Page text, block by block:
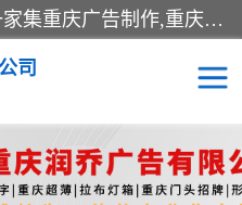
重庆润乔广告有限公司是一家集重庆广告制作,重庆标识标牌,亚克力发光字,led发光字,树脂发光字,超薄灯箱,拉布灯箱,吸塑灯箱,门头招牌,企业形象墙,写真喷绘,x展架,拉网展架,广告展架,条幅,锦旗设计,制作,施工,维护为一体的专业化广告公司.
司
发光字类